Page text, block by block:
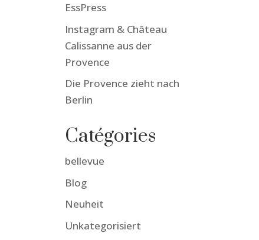
EssPress
Instagram & Château
Calissanne aus der
Provence
Die Provence zieht nach
Berlin
Catégories
bellevue
Blog
Neuheit
Unkategorisiert